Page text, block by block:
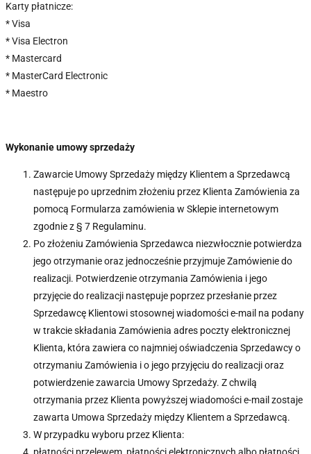
Karty płatnicze:
* Visa
* Visa Electron
* Mastercard
* MasterCard Electronic
* Maestro
Wykonanie umowy sprzedaży
Zawarcie Umowy Sprzedaży między Klientem a Sprzedawcą
następuje po uprzednim złożeniu przez Klienta Zamówienia za
pomocą Formularza zamówienia w Sklepie internetowym
zgodnie z § 7 Regulaminu.
Po złożeniu Zamówienia Sprzedawca niezwłocznie potwierdza
jego otrzymanie oraz jednocześnie przyjmuje Zamówienie do
realizacji. Potwierdzenie otrzymania Zamówienia i jego
przyjęcie do realizacji następuje poprzez przesłanie przez
Sprzedawcę Klientowi stosownej wiadomości e-mail na podany
w trakcie składania Zamówienia adres poczty elektronicznej
Klienta, która zawiera co najmniej oświadczenia Sprzedawcy o
otrzymaniu Zamówienia i o jego przyjęciu do realizacji oraz
potwierdzenie zawarcia Umowy Sprzedaży. Z chwilą
otrzymania przez Klienta powyższej wiadomości e-mail zostaje
zawarta Umowa Sprzedaży między Klientem a Sprzedawcą.
W przypadku wyboru przez Klienta: